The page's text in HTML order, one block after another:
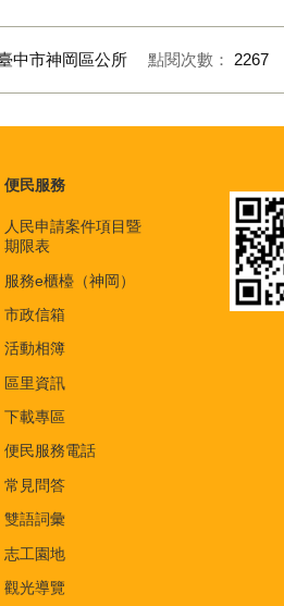
中市神岡區公所 點閱次數： 2267
便民服務
人民申請案件項目暨
期限表
服務e櫃檯（神岡）
市政信箱
活動相簿
區里資訊
下載專區
便民服務電話
常見問答
雙語詞彙
志工園地
觀光導覽